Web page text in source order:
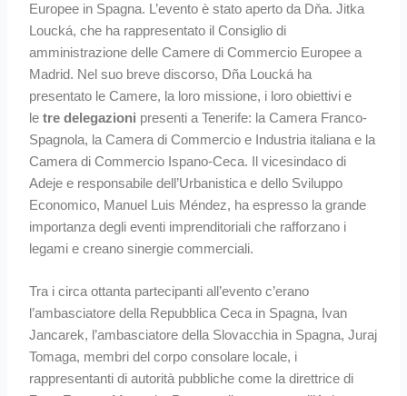
Europee in Spagna. L’evento è stato aperto da Dňa. Jitka
Loucká, che ha rappresentato il Consiglio di
amministrazione delle Camere di Commercio Europee a
Madrid. Nel suo breve discorso, Dña Loucká ha
presentato le Camere, la loro missione, i loro obiettivi e
letre delegazioni presenti a Tenerife: la Camera Franco-
Spagnola, la Camera di Commercio e Industria italiana e la
Camera di Commercio Ispano-Ceca. Il vicesindaco di
Adeje e responsabile dell’Urbanistica e dello Sviluppo
Economico, Manuel Luis Méndez, ha espresso la grande
importanza degli eventi imprenditoriali che rafforzano i
legami e creano sinergie commerciali.
Tra i circa ottanta partecipanti all’evento c’erano
l’ambasciatore della Repubblica Ceca in Spagna, Ivan
Jancarek, l’ambasciatore della Slovacchia in Spagna, Juraj
Tomaga, membri del corpo consolare locale, i
rappresentanti di autorità pubbliche come la direttrice di